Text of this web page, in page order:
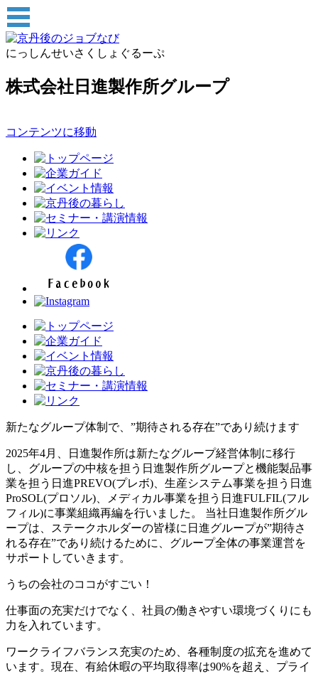
にっしんせいさくしょぐるーぷ
株式会社日進製作所グループ
コンテンツに移動
新たなグループ体制で、”期待される存在”であり続けます
2025年4月、日進製作所は新たなグループ経営体制に移行
し、グループの中核を担う日進製作所グループと機能製品事
業を担う日進PREVO(プレボ)、生産システム事業を担う日進
ProSOL(プロソル)、メディカル事業を担う日進FULFIL(フル
フィル)に事業組織再編を行いました。 当社日進製作所グル
ープは、ステークホルダーの皆様に日進グループが”期待さ
れる存在”であり続けるために、グループ全体の事業運営を
サポートしていきます。
うちの会社のココがすごい！
仕事面の充実だけでなく、社員の働きやすい環境づくりにも
力を入れています。
ワークライフバランス充実のため、各種制度の拡充を進めて
います。現在、有給休暇の平均取得率は90%を超え、プライ